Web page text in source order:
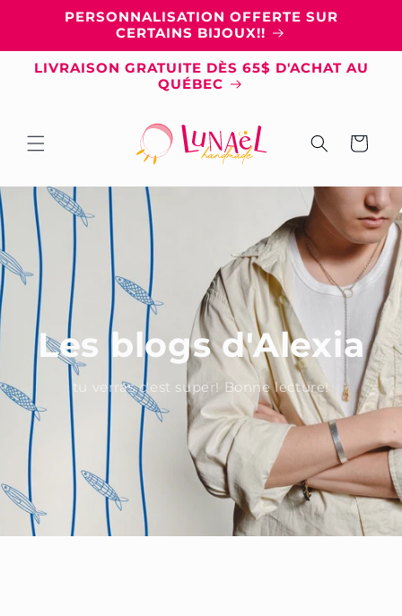
passer
contenu
PERSONNALISATION OFFERTE SUR
CERTAINS BIJOUX!!
LIVRAISON GRATUITE DÈS 65$ D'ACHAT AU
QUÉBEC
Panier
Les blogs d'Alexia
tu verras c'est super! Bonne lecture!